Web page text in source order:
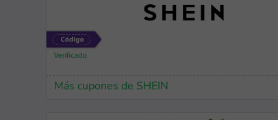
Más cupones de SHEIN